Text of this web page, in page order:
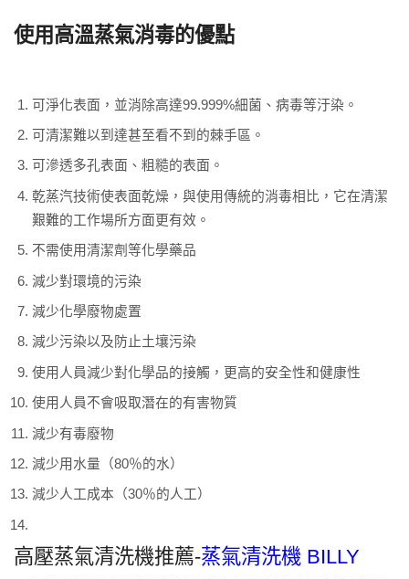
使用高溫蒸氣消毒的優點
可淨化表面，並消除高達99.999%細菌、病毒等汙染。
可清潔難以到達甚至看不到的棘手區。
可滲透多孔表面、粗糙的表面。
乾蒸汽技術使表面乾燥，與使用傳統的消毒相比，它在清潔
艱難的工作場所方面更有效。
不需使用清潔劑等化學藥品
減少對環境的污染
減少化學廢物處置
減少污染以及防止土壤污染
使用人員減少對化學品的接觸，更高的安全性和健康性
使用人員不會吸取潛在的有害物質
減少有毒廢物
減少用水量（80％的水）
減少人工成本（30％的人工）
高壓蒸氣清洗機推薦-蒸氣清洗機 BILLY